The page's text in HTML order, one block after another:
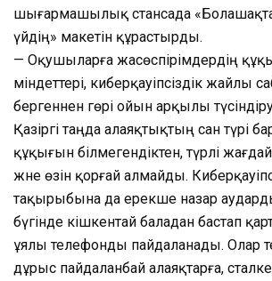
шығармашылық стансада
үйдің» макетін құрастырды.
— Оқушыларға жасөспірімдердің
міндеттері, киберқауіпсіздік жайлы
бергеннен гөрі ойын арқылы
Қазіргі таңда алаяқтықтың сан түрі
құқығын білмегендіктен, түрлі
және өзін қорғай алмайды.
тақырыбына да ерекше назар
бүгінде кішкентай баладан бастап
ұялы телефонды пайдаланады. Олар
дұрыс пайдаланбай алаяқтарға,